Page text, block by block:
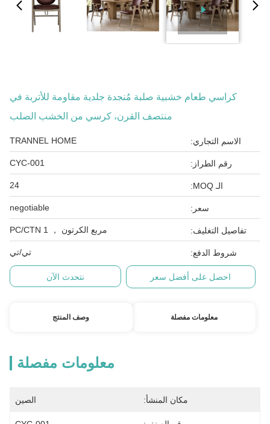
كراسي طعام خشبية صلبة مُنجدة جلدية مقاومة للأتربة في
منتصف القرن، كرسي من الخشب الصلب
الاسم التجاري: TRANNEL HOME
رقم الطراز: CYC-001
الـ MOQ: 24
سعر: negotiable
تفاصيل التغليف: مربع الكرتون ， 1 PC/CTN
شروط الدفع: تي/تي
احصل على أفضل سعر نتحدث الآن
معلومات مفصلة وصف المنتج
معلومات مفصلة
مكان المنشأ: الصين